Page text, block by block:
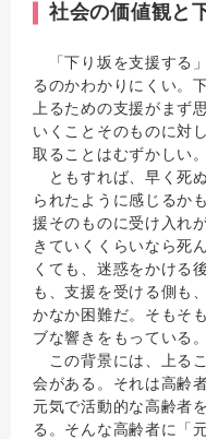
社会の価値観と
「下り坂を支援する
るのかわかりにくい。
上るための支援がまず
いくことそのものに対
取ることはむずかしい。
ともすれば、早く死
られたように感じるか
援そのものに受け入れ
きていくくらいなら死
くても、迷惑をかける
も、支援を受ける側も
かなか困難だ。そもそ
ブな響きをもっている。
この背景には、上る
会がある。それは高齢
元気で活動的な高齢者
る。そんな高齢者に「